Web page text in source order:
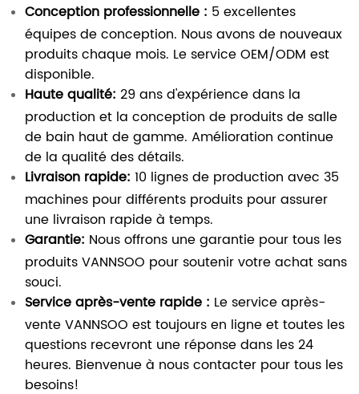
Conception professionnelle : 5 excellentes
équipes de conception. Nous avons de nouveaux
produits chaque mois. Le service OEM/ODM est
disponible.
Haute qualité: 29 ans d'expérience dans la
production et la conception de produits de salle
de bain haut de gamme. Amélioration continue
de la qualité des détails.
Livraison rapide: 10 lignes de production avec 35
machines pour différents produits pour assurer
une livraison rapide à temps.
Garantie: Nous offrons une garantie pour tous les
produits VANNSOO pour soutenir votre achat sans
souci.
Service après-vente rapide : Le service après-
vente VANNSOO est toujours en ligne et toutes les
questions recevront une réponse dans les 24
heures. Bienvenue à nous contacter pour tous les
besoins!